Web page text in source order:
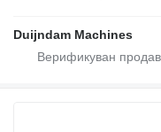
Duijndam Machines